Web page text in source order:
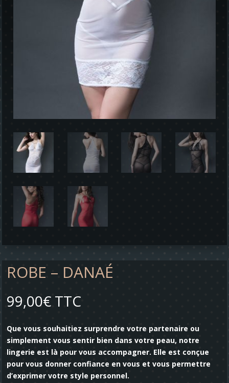
ROBE – DANAÉ
99,00€ TTC
Que vous souhaitiez surprendre votre partenaire ou
simplement vous sentir bien dans votre peau, notre
lingerie est là pour vous accompagner. Elle est conçue
pour vous donner confiance en vous et vous permettre
d’exprimer votre style personnel.